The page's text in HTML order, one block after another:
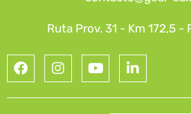
Ruta Prov. 31 - Km 172,5 -